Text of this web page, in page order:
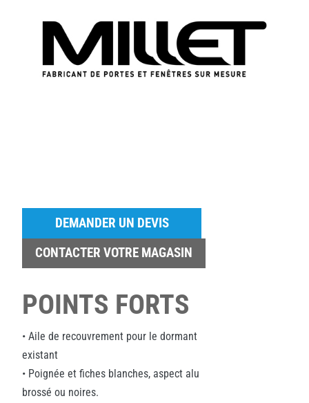
DEMANDER UN DEVIS
CONTACTER VOTRE MAGASIN
POINTS FORTS
• Aile de recouvrement pour le dormant
existant
• Poignée et fiches blanches, aspect alu
brossé ou noires.